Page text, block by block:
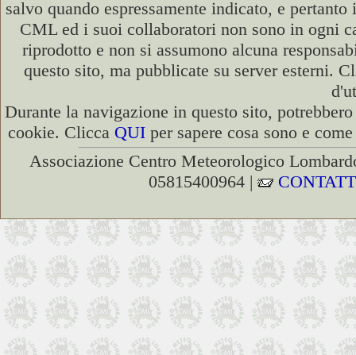
salvo quando espressamente indicato, e
CML ed i suoi collaboratori non sono in ogni
riprodotto e non si assumono alcuna
questo sito, ma pubblicate su server esterni.
Durante la navigazione in questo sito,
cookie. Clicca QUI per sapere cosa sono e
Associazione Centro Meteorologico
05815400964 |